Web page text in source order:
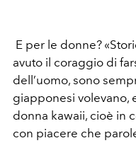
E per le donne?
avuto il coraggio di
dell’uomo, sono
giapponesi volevano,
donna kawaii, cioè in
con piacere che